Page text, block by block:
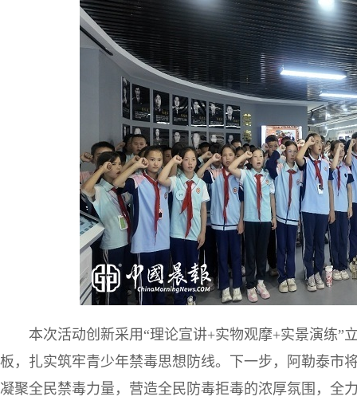
本次活动创新采用“理论宣讲+实物观摩+实景演练”
板，扎实筑牢青少年禁毒思想防线。下一步，阿勒泰市
凝聚全民禁毒力量，营造全民防毒拒毒的浓厚氛围，全